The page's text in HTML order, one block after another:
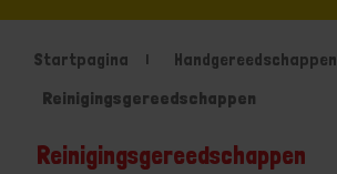
Startpagina
Handgereedschappen
Reinigingsgereedschappen
Reinigingsgereedschappen